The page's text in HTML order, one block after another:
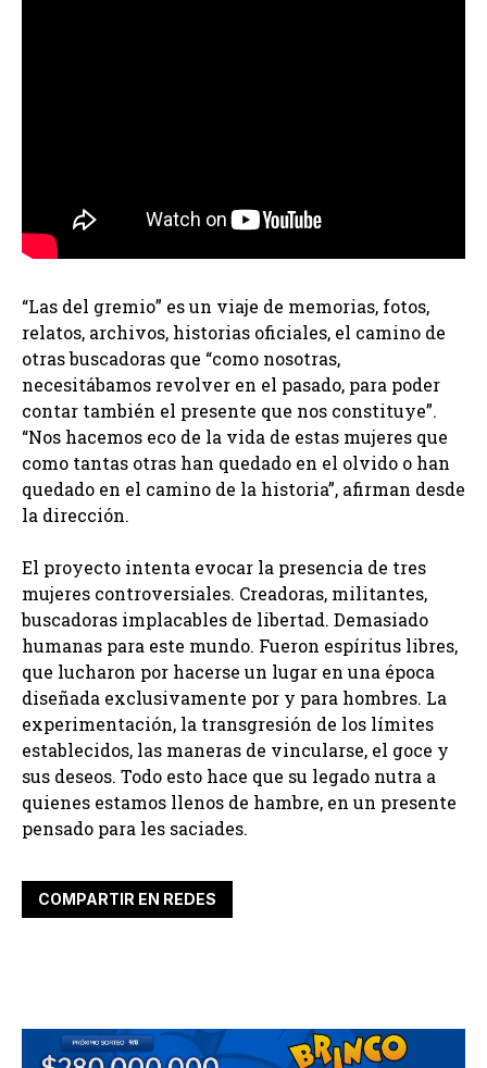
“Las del gremio” es un viaje de memorias, fotos,
relatos, archivos, historias oficiales, el camino de
otras buscadoras que “como nosotras,
necesitábamos revolver en el pasado, para poder
contar también el presente que nos constituye”.
“Nos hacemos eco de la vida de estas mujeres que
como tantas otras han quedado en el olvido o han
quedado en el camino de la historia”, afirman desde
la dirección.
El proyecto intenta evocar la presencia de tres
mujeres controversiales. Creadoras, militantes,
buscadoras implacables de libertad. Demasiado
humanas para este mundo. Fueron espíritus libres,
que lucharon por hacerse un lugar en una época
diseñada exclusivamente por y para hombres. La
experimentación, la transgresión de los límites
establecidos, las maneras de vincularse, el goce y
sus deseos. Todo esto hace que su legado nutra a
quienes estamos llenos de hambre, en un presente
pensado para les saciades.
COMPARTIR EN REDES